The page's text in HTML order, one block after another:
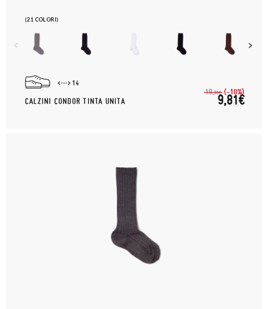
(21 COLORI)
14
CALZINI CONDOR TINTA UNITA
10,90€ (-10%)
9,81€